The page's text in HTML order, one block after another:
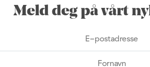
Meld deg på vårt